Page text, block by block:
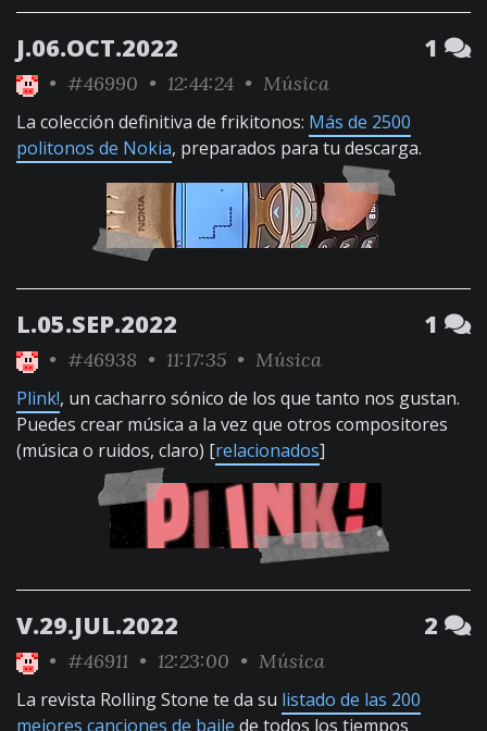
J.06.OCT.2022 1
• #46990 • 12:44:24 • Música
La colección definitiva de frikitonos: Más de 2500
politonos de Nokia, preparados para tu descarga.
L.05.SEP.2022 1
• #46938 • 11:17:35 • Música
Plink!, un cacharro sónico de los que tanto nos gustan.
Puedes crear música a la vez que otros compositores
(música o ruidos, claro) [relacionados]
V.29.JUL.2022 2
• #46911 • 12:23:00 • Música
La revista Rolling Stone te da su listado de las 200
mejores canciones de baile de todos los tiempos